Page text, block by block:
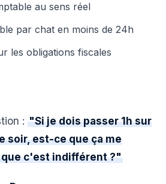
au sens réel
par chat en moins de 24h
les obligations fiscales
: "Si je dois passer 1h sur
soir, est-ce que ça me
c'est indifférent ?"